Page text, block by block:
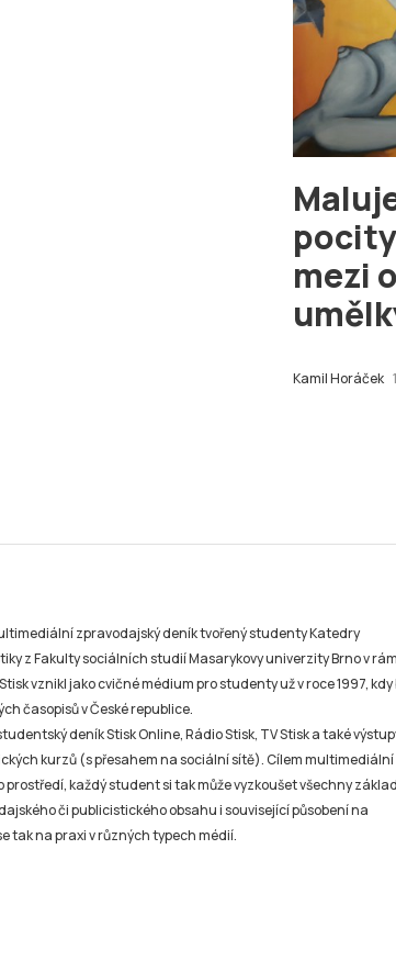
mezi
Kamil Horáček
zpravodajský deník tvořený studenty Katedry
z Fakulty sociálních studií Masarykovy univerzity Brno v
vznikl jako cvičné médium pro studenty už v roce 1997, kdy
časopisů v České republice.
deník Stisk Online, Rádio Stisk, TV Stisk a také
kurzů (s přesahem na sociální sítě). Cílem multimediální
každý student si tak může vyzkoušet všechny
či publicistického obsahu i související působení na
tak na praxi v různých typech médií.